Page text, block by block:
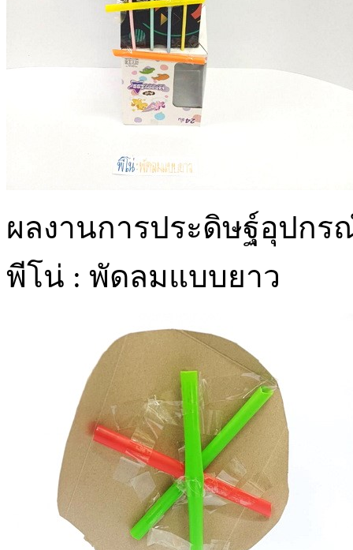
ผลงานการประดิษฐ์อุปกร
พีโน่ : พัดลมแบบยาว